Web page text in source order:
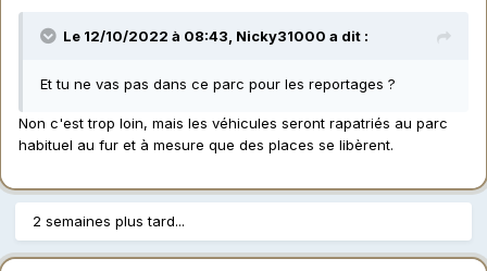
Le 12/10/2022 à 08:43, Nicky31000 a dit :
Et tu ne vas pas dans ce parc pour les reportages ?
Non c'est trop loin, mais les véhicules seront rapatriés au parc
habituel au fur et à mesure que des places se libèrent.
2 semaines plus tard...